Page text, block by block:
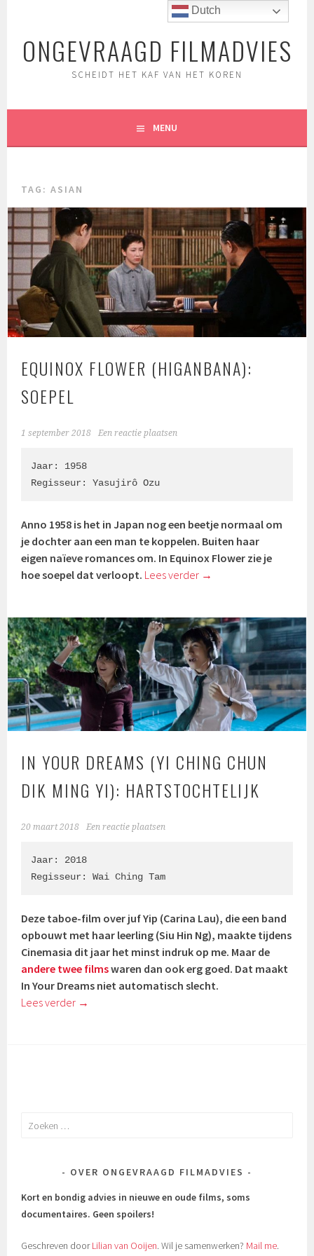
inhoudONGEVRAAGD FILMADVIES
SCHEIDT HET KAF VAN HET KOREN
MENU
TAG:ASIAN
EQUINOX FLOWER (HIGANBANA):
SOEPEL
1 september 2018 Een reactie plaatsen
Jaar: 1958
Regisseur: Yasujirô Ozu
Anno 1958 is het in Japan nog een beetje normaal om
je dochter aan een man te koppelen. Buiten haar
eigen naïeve romances om. In Equinox Flower zie je
hoe soepel dat verloopt. Lees verder →
IN YOUR DREAMS (YI CHING CHUN
DIK MING YI): HARTSTOCHTELIJK
20 maart 2018 Een reactie plaatsen
Jaar: 2018
Regisseur: Wai Ching Tam
Deze taboe-film over juf Yip (Carina Lau), die een band
opbouwt met haar leerling (Siu Hin Ng), maakte tijdens
Cinemasia dit jaar het minst indruk op me. Maar de
andere twee filmswaren dan ook erg goed. Dat maakt
In Your Dreams niet automatisch slecht.
Lees verder →
Zoeken
OVER ONGEVRAAGD FILMADVIES
Kort en bondig advies in nieuwe en oude films, soms
documentaires. Geen spoilers!
Geschreven doorLilian van Ooijen. Wil je samenwerken? Mail me.
Dutch